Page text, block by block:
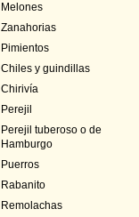
Melones
Zanahorias
Pimientos
Chiles y guindillas
Chirivía
Perejil
Perejil tuberoso o de
Hamburgo
Puerros
Rabanito
Remolachas